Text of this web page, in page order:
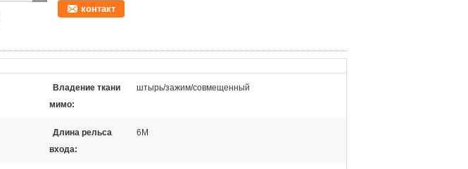
контакт
Владение ткани
мимо:
штырь/зажим/совмещенный
Длина рельса
входа:
6M